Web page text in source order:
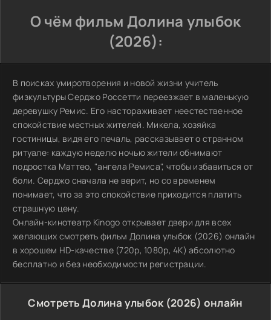
О чём фильм Долина улыбок
(2026):
В поисках умиротворения и новой жизни учитель
физкультуры Серджо Россетти переезжает в маленькую
деревушку Ремис. Его настораживает неестественное
спокойствие местных жителей. Микела, хозяйка
гостиницы, видя его печаль, рассказывает о странном
ритуале: каждую неделю ночью жители обнимают
подростка Маттео, "ангела Ремиса", чтобы избавиться от
боли. Серджо сначала не верит, но со временем
понимает, что за это спокойствие приходится платить
страшную цену.
Онлайн-кинотеатр Kinogo открывает двери для всех
желающих смотреть фильм Долина улыбок (2026) онлайн
в хорошем HD-качестве (720p, 1080p, 4K) абсолютно
бесплатно и без необходимости регистрации.
Смотреть Долина улыбок (2026) онлайн